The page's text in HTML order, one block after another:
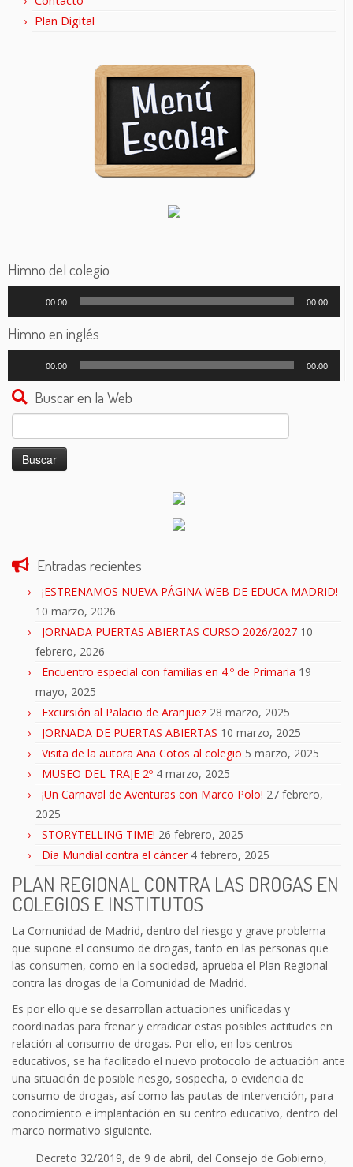
Plan Digital
Himno del colegio
audio
00:00 00:00
Himno en inglés
audio
00:00 00:00
Buscar en la Web
Entradas recientes
¡ESTRENAMOS NUEVA PÁGINA WEB DE EDUCA MADRID!
10 marzo, 2026
JORNADA PUERTAS ABIERTAS CURSO 2026/2027 10
febrero, 2026
Encuentro especial con familias en 4.º de Primaria 19
mayo, 2025
Excursión al Palacio de Aranjuez 28 marzo, 2025
JORNADA DE PUERTAS ABIERTAS 10 marzo, 2025
Visita de la autora Ana Cotos al colegio 5 marzo, 2025
MUSEO DEL TRAJE 2º 4 marzo, 2025
¡Un Carnaval de Aventuras con Marco Polo! 27 febrero,
2025
STORYTELLING TIME! 26 febrero, 2025
Día Mundial contra el cáncer 4 febrero, 2025
PLAN REGIONAL CONTRA LAS DROGAS EN
COLEGIOS E INSTITUTOS
La Comunidad de Madrid, dentro del riesgo y grave problema
que supone el consumo de drogas, tanto en las personas que
las consumen, como en la sociedad, aprueba el Plan Regional
contra las drogas de la Comunidad de Madrid.
Es por ello que se desarrollan actuaciones unificadas y
coordinadas para frenar y erradicar estas posibles actitudes en
relación al consumo de drogas. Por ello, en los centros
educativos, se ha facilitado el nuevo protocolo de actuación ante
una situación de posible riesgo, sospecha, o evidencia de
consumo de drogas, así como las pautas de intervención, para
conocimiento e implantación en su centro educativo, dentro del
marco normativo siguiente.
Decreto 32/2019, de 9 de abril, del Consejo de Gobierno,